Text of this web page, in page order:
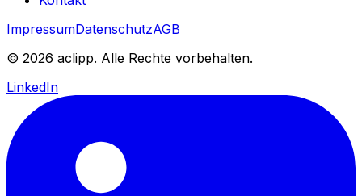
ImpressumDatenschutzAGB
© 2026 aclipp. Alle Rechte vorbehalten.
LinkedIn